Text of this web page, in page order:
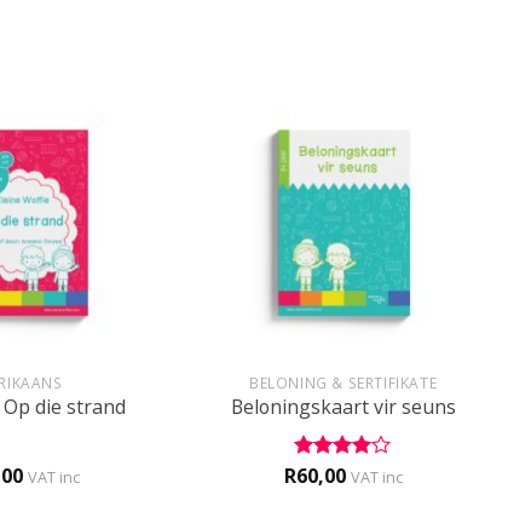
Op die strand
VAT inc
BELONING & SERTIFIKATE
Beloningskaart vir seuns
Rated 4
R60,00 VAT inc